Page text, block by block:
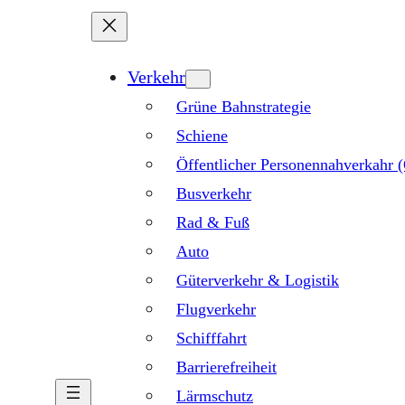
Verkehr
Grüne Bahnstrategie
Schiene
Öffentlicher Personennahverkahr
Busverkehr
Rad & Fuß
Auto
Güterverkehr & Logistik
Flugverkehr
Schifffahrt
Barrierefreiheit
Lärmschutz